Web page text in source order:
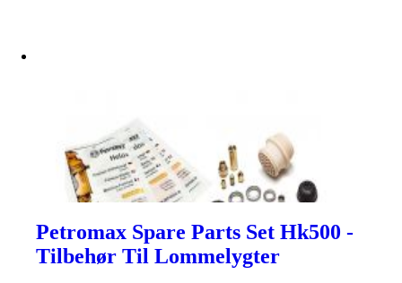
Petromax Spare Parts Set Hk500 -
Tilbehør Til Lommelygter